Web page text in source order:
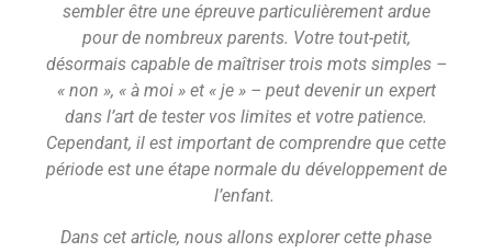
sembler être une épreuve particulièrement ardue
pour de nombreux parents. Votre tout-petit,
désormais capable de maîtriser trois mots simples –
« non », « à moi » et « je » – peut devenir un expert
dans l’art de tester vos limites et votre patience.
Cependant, il est important de comprendre que cette
période est une étape normale du développement de
l’enfant.
Dans cet article, nous allons explorer cette phase